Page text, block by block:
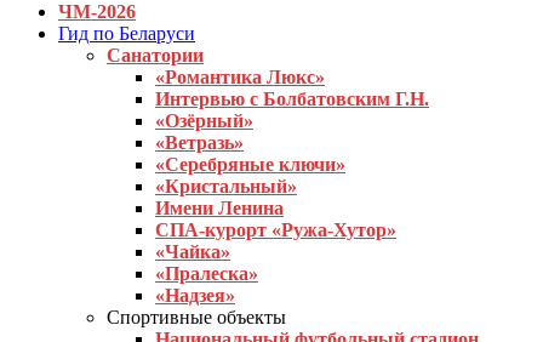
ЧМ-2026
Гид по Беларуси
Санатории
«Романтика Люкс»
Интервью с Болбатовским Г.Н.
«Озёрный»
«Ветразь»
«Серебряные ключи»
«Кристальный»
Имени Ленина
СПА-курорт «Ружа-Хутор»
«Чайка»
«Пралеска»
«Надзея»
Спортивные объекты